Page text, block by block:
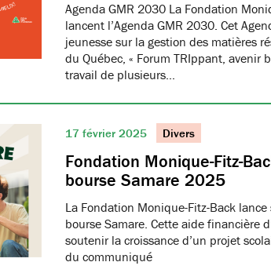
Agenda GMR 2030 La Fondation
lancent l’Agenda GMR 2030. Cet
jeunesse sur la gestion des matières
du Québec, « Forum TRIppant, avenir
travail de plusieurs…
17 février 2025 Divers
Fondation Monique-Fitz-
bourse Samare 2025
La Fondation Monique-Fitz-Back
bourse Samare. Cette aide financière
soutenir la croissance d’un projet
du communiqué